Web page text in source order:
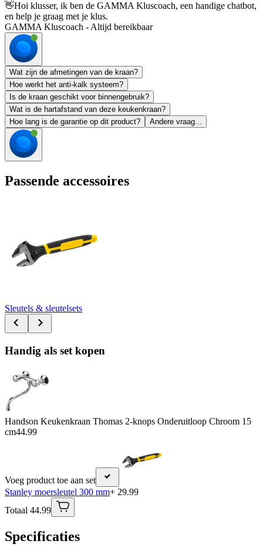
👋Hoi klusser, ik ben de GAMMA Kluscoach, een handige chatbot,
en help je graag met je klus.
GAMMA Kluscoach - Altijd bereikbaar
Wat zijn de afmetingen van de kraan?
Hoe werkt het anti-kalk systeem?
Is de kraan geschikt voor binnengebruik?
Wat is de hartafstand van deze keukenkraan?
Hoe lang is de garantie op dit product?
Andere vraag...
Passende accessoires
Sleutels & sleutelsets
Handig als set kopen
Handson Keukenkraan Thomas 2-knops Onderuitloop Chroom 15
cm44.99
Voeg product toe aan set
Stanley moersleutel 300 mm+ 29.99
Totaal 44.99
Specificaties